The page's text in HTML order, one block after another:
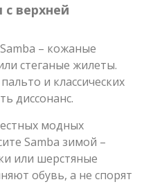
верхней
– кожаные
стеганые жилеты.
и классических
диссонанс.
модных
Samba зимой –
или шерстяные
обувь, а не спорят